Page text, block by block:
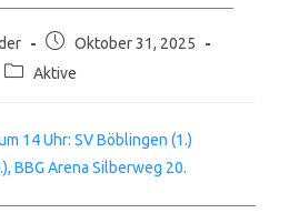
Beitrag
veröffentlicht:
Oktober 31, 2025
Beitrags-
Aktive
14 Uhr: SV Böblingen (1.)
BBG Arena Silberweg 20.